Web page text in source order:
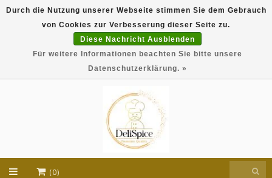
DeliSpice is your online Indian grocery shop with
exclusive brands like Daawat, Suhana, DeliSpice
and many more !!!
(0)
Durch die Nutzung unserer Webseite stimmen Sie dem Gebrauch
von Cookies zur Verbesserung dieser Seite zu.
Diese Nachricht Ausblenden
Für weitere Informationen beachten Sie bitte unsere
Datenschutzerklärung. »